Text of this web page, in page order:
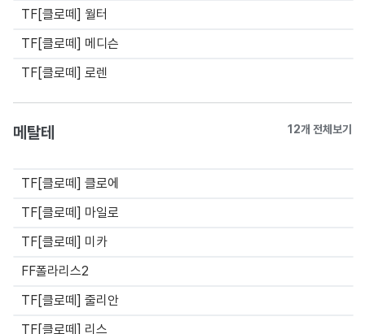
TF[클로떼] 월터
TF[클로떼] 메디슨
TF[클로떼] 로렌
메탈테 12개 전체보기
TF[클로떼] 클로에
TF[클로떼] 마일로
TF[클로떼] 미카
FF폴라리스2
TF[클로떼] 줄리안
TF[클로떼] 리스